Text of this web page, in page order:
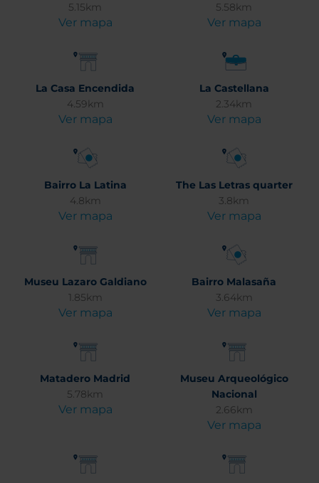
5.15km
Ver mapa
5.58km
Ver mapa
La Casa Encendida
4.59km
Ver mapa
La Castellana
2.34km
Ver mapa
Bairro La Latina
4.8km
Ver mapa
The Las Letras quarter
3.8km
Ver mapa
Museu Lazaro Galdiano
1.85km
Ver mapa
Bairro Malasaña
3.64km
Ver mapa
Matadero Madrid
5.78km
Ver mapa
Museu Arqueológico
Nacional
2.66km
Ver mapa